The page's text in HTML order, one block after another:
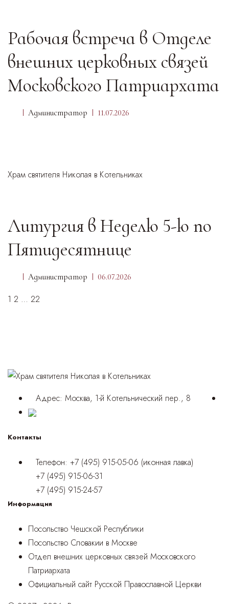
Рабочая встреча в Отделе
внешних церковных связей
Московского Патриархата
Администратор 11.07.2026
Храм святителя Николая в Котельниках
Литургия в Неделю 5-ю по
Пятидесятнице
Администратор 06.07.2026
1 2 … 22
Адрес: Москва, 1-й Котельнический пер., 8
Контакты
Телефон: +7 (495) 915-05-06 (иконная лавка)
+7 (495) 915-06-31
+7 (495) 915-24-57
Информация
Посольство Чешской Республики
Посольство Словакии в Москве
Отдел внешних церковных связей Московского
Патриархата
Официальный сайт Русской Православной Церкви